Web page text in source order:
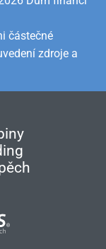
částečné
zdroje a